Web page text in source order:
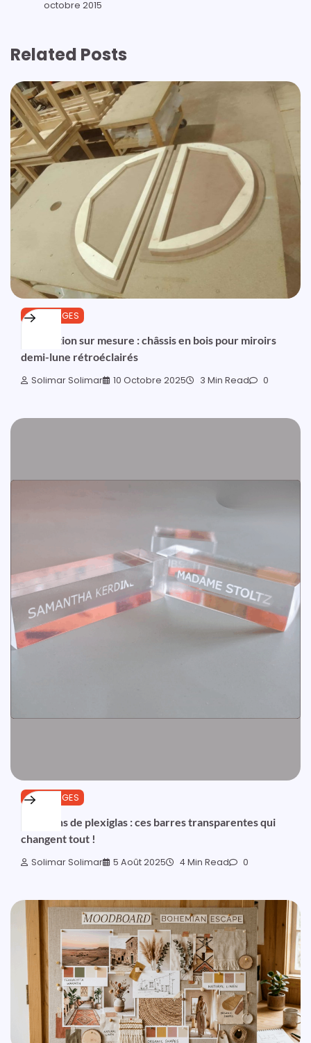
octobre 2015
Related Posts
OUTILLAGES
Fabrication sur mesure : châssis en bois pour miroirs
demi-lune rétroéclairés
Solimar Solimar 10 Octobre 2025 3 Min Read 0
OUTILLAGES
🧱 Bâtons de plexiglas : ces barres transparentes qui
changent tout !
Solimar Solimar 5 Août 2025 4 Min Read 0